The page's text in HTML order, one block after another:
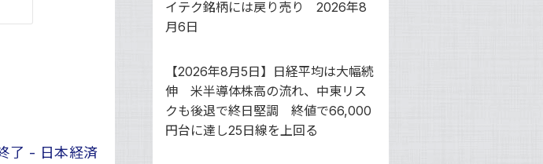
了 - 日本経済
イテク銘柄には戻り売り 2026年8
月6日
【2026年8月5日】日経平均は大幅続
伸 米半導体株高の流れ、中東リス
クも後退で終日堅調 終値で66,000
円台に達し25日線を上回る